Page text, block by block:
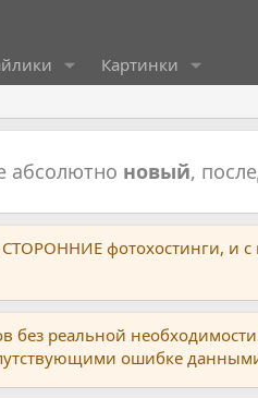
Картинки
абсолютно новый,
фотохостинги, и
без реальной
ошибке